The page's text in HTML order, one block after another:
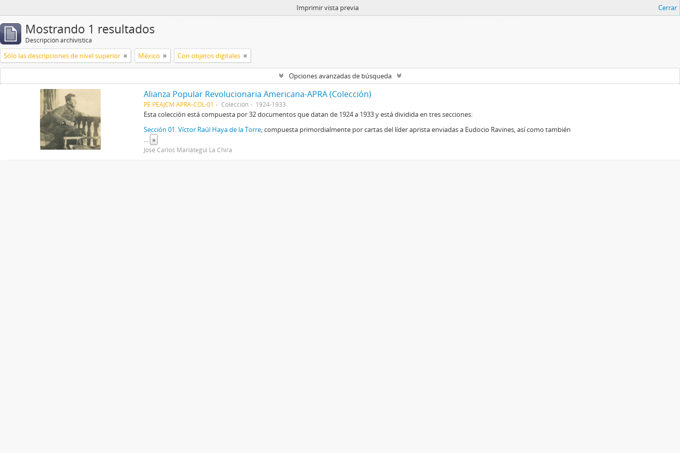
Imprimir vista previa Cerrar
Mostrando 1 resultados
Descripción archivística
Sólo las descripciones de nivel superior México Con objetos digitales
Opciones avanzadas de búsqueda
Alianza Popular Revolucionaria Americana-APRA (Colección)
PE PEAJCM APRA-COL-01 Colección 1924-1933
Esta colección está compuesta por 32 documentos que datan de 1924 a 1933 y está dividida en tres secciones:
Sección 01. Víctor Raúl Haya de la Torre; compuesta primordialmente por cartas del líder aprista enviadas a Eudocio Ravines, así como también
... »
José Carlos Mariátegui La Chira